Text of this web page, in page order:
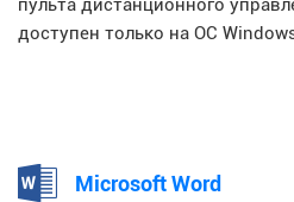
пульта дистанционного
доступен только на ОС
Microsoft Word